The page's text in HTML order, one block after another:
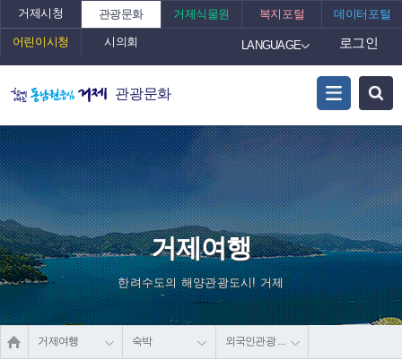
거제시청 관광문화 거제식물원 복지포털 데이터포털
어린이시청 시의회 LANGUAGE 로그인
관광문화
거제여행
한려수도의 해양관광도시! 거제
거제여행 숙박 외국인관광 도시민박